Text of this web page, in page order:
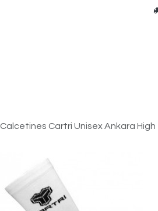
Calcetines Cartri Unisex Ankara High